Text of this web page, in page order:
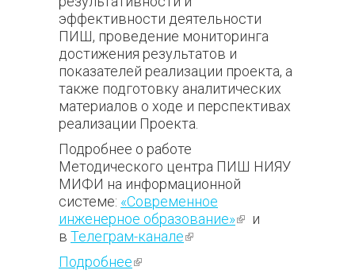
эффективности деятельности
ПИШ, проведение мониторинга
достижения результатов и
показателей реализации проекта, а
также подготовку аналитических
материалов о ходе и перспективах
реализации Проекта.
Подробнее о работе
Методического центра ПИШ НИЯУ
МИФИ на информационной
системе: «Современное
инженерное образование»(внешняя
и
в Телеграм-канале(внешняя
Подробнее(внешняя ссылка)